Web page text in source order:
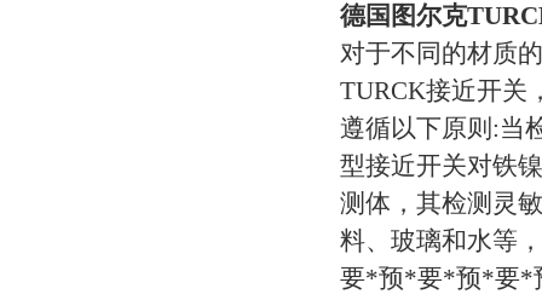
德国图尔克
对于不同的材质
TURCK接近开关
遵循以下原则:当
型接近开关对铁
测体，其检测灵
料、玻璃和水等
要*预*要*预*要*